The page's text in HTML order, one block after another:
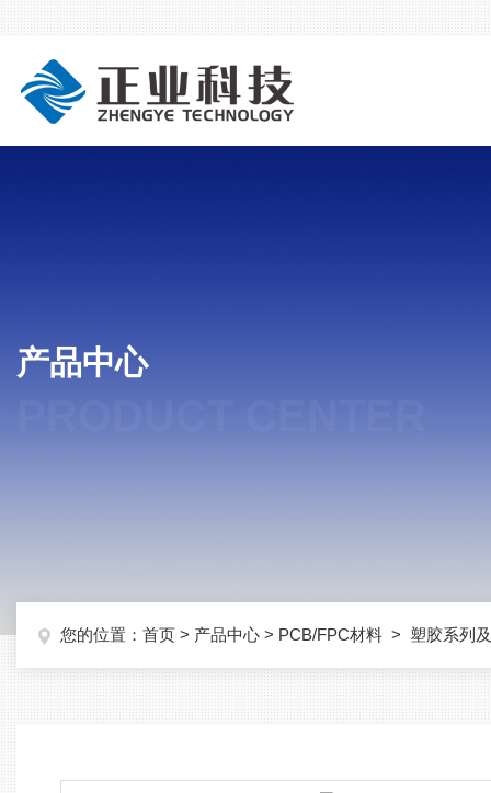
产品中心
您的位置： 首页 > 产品中心 > PCB/FPC材料 > 塑胶系列